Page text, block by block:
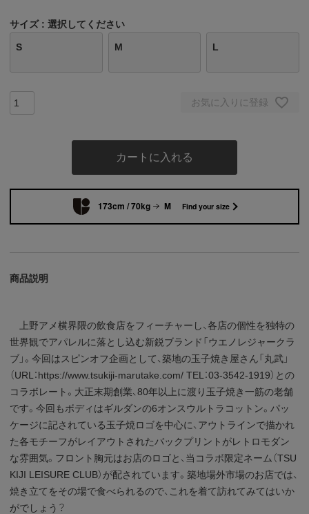
サイズ 選択してください
S M L
お気に入りに登録
カートに入れる
173cm / 70kg M Find your size
商品説明
上野アメ横界隈の飲食店をフィーチャーし、各店の個性を独特の
世界観でアパレルに落とし込む新鋭ブランド「ウエノレジャークラ
ブ」。今回はスピンオフ企画として、築地の玉子焼き屋さん「丸武」
（URL：https://www.tsukiji-marutake.com/ TEL：03-3542-1919）との
コラボレート。大正末期創業、80年以上に渡り玉子焼き一筋の老舗
です。今回もボディはギルダンの6オンスウルトラコットン。パッ
ケージに記されている玉子焼ロゴを中心に、アウトラインで描かれ
た各モチーフがレイアウトされたバックプリントがレトロモダン
な雰囲気。フロント胸元はお店のロゴと、当コラボ限定ネーム（TSU
KIJI LEISURE CLUB）が配されています。築地場外市場のお店では、
焼き立てをその場で食べられるので、これを着て訪れてみてはいか
がでしょう？